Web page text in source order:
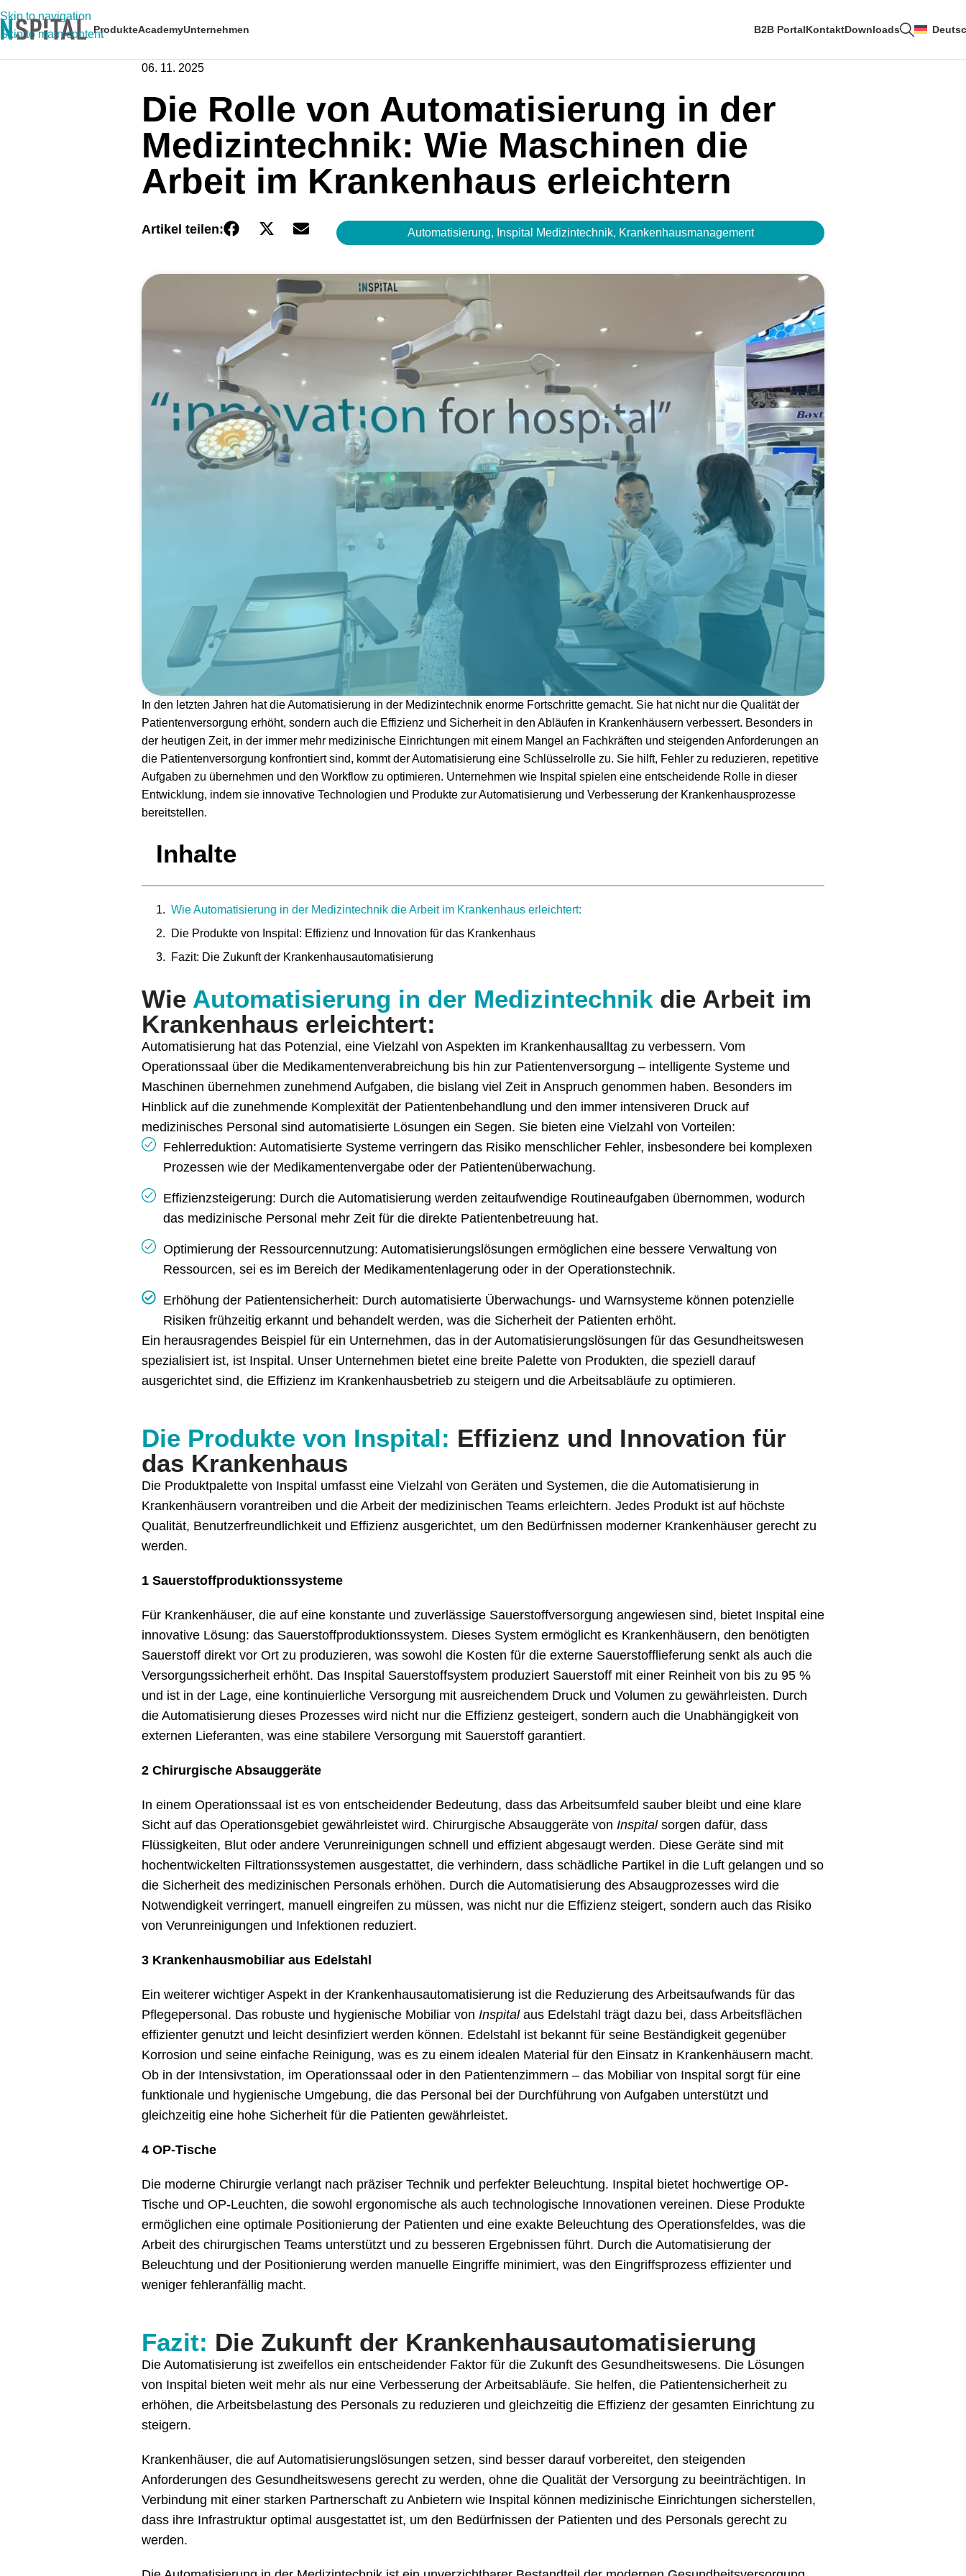
Skip to navigation
Skip to main contentProdukteAcademyUnternehmen B2B PortalKontaktDownloads
06. 11. 2025
Die Rolle von Automatisierung in der
Medizintechnik: Wie Maschinen die
Arbeit im Krankenhaus erleichtern
Artikel teilen: Automatisierung, Inspital Medizintechnik, Krankenhausmanagement
In den letzten Jahren hat die Automatisierung in der Medizintechnik enorme Fortschritte gemacht. Sie hat nicht nur die Qualität der
Patientenversorgung erhöht, sondern auch die Effizienz und Sicherheit in den Abläufen in Krankenhäusern verbessert. Besonders in
der heutigen Zeit, in der immer mehr medizinische Einrichtungen mit einem Mangel an Fachkräften und steigenden Anforderungen an
die Patientenversorgung konfrontiert sind, kommt der Automatisierung eine Schlüsselrolle zu. Sie hilft, Fehler zu reduzieren, repetitive
Aufgaben zu übernehmen und den Workflow zu optimieren. Unternehmen wie Inspital spielen eine entscheidende Rolle in dieser
Entwicklung, indem sie innovative Technologien und Produkte zur Automatisierung und Verbesserung der Krankenhausprozesse
bereitstellen.
Inhalte
Wie Automatisierung in der Medizintechnik die Arbeit im Krankenhaus erleichtert:
Die Produkte von Inspital: Effizienz und Innovation für das Krankenhaus
Fazit: Die Zukunft der Krankenhausautomatisierung
Wie Automatisierung in der Medizintechnik die Arbeit im
Krankenhaus erleichtert:
Automatisierung hat das Potenzial, eine Vielzahl von Aspekten im Krankenhausalltag zu verbessern. Vom
Operationssaal über die Medikamentenverabreichung bis hin zur Patientenversorgung – intelligente Systeme und
Maschinen übernehmen zunehmend Aufgaben, die bislang viel Zeit in Anspruch genommen haben. Besonders im
Hinblick auf die zunehmende Komplexität der Patientenbehandlung und den immer intensiveren Druck auf
medizinisches Personal sind automatisierte Lösungen ein Segen. Sie bieten eine Vielzahl von Vorteilen:
Fehlerreduktion: Automatisierte Systeme verringern das Risiko menschlicher Fehler, insbesondere bei komplexen
Prozessen wie der Medikamentenvergabe oder der Patientenüberwachung.
Effizienzsteigerung: Durch die Automatisierung werden zeitaufwendige Routineaufgaben übernommen, wodurch
das medizinische Personal mehr Zeit für die direkte Patientenbetreuung hat.
Optimierung der Ressourcennutzung: Automatisierungslösungen ermöglichen eine bessere Verwaltung von
Ressourcen, sei es im Bereich der Medikamentenlagerung oder in der Operationstechnik.
Erhöhung der Patientensicherheit: Durch automatisierte Überwachungs- und Warnsysteme können potenzielle
Risiken frühzeitig erkannt und behandelt werden, was die Sicherheit der Patienten erhöht.
Ein herausragendes Beispiel für ein Unternehmen, das in der Automatisierungslösungen für das Gesundheitswesen
spezialisiert ist, ist Inspital. Unser Unternehmen bietet eine breite Palette von Produkten, die speziell darauf
ausgerichtet sind, die Effizienz im Krankenhausbetrieb zu steigern und die Arbeitsabläufe zu optimieren.
Die Produkte von Inspital: Effizienz und Innovation für
das Krankenhaus
Die Produktpalette von Inspital umfasst eine Vielzahl von Geräten und Systemen, die die Automatisierung in
Krankenhäusern vorantreiben und die Arbeit der medizinischen Teams erleichtern. Jedes Produkt ist auf höchste
Qualität, Benutzerfreundlichkeit und Effizienz ausgerichtet, um den Bedürfnissen moderner Krankenhäuser gerecht zu
werden.
1 Sauerstoffproduktionssysteme
Für Krankenhäuser, die auf eine konstante und zuverlässige Sauerstoffversorgung angewiesen sind, bietet Inspital eine
innovative Lösung: das Sauerstoffproduktionssystem. Dieses System ermöglicht es Krankenhäusern, den benötigten
Sauerstoff direkt vor Ort zu produzieren, was sowohl die Kosten für die externe Sauerstofflieferung senkt als auch die
Versorgungssicherheit erhöht. Das Inspital Sauerstoffsystem produziert Sauerstoff mit einer Reinheit von bis zu 95 %
und ist in der Lage, eine kontinuierliche Versorgung mit ausreichendem Druck und Volumen zu gewährleisten. Durch
die Automatisierung dieses Prozesses wird nicht nur die Effizienz gesteigert, sondern auch die Unabhängigkeit von
externen Lieferanten, was eine stabilere Versorgung mit Sauerstoff garantiert.
2 Chirurgische Absauggeräte
In einem Operationssaal ist es von entscheidender Bedeutung, dass das Arbeitsumfeld sauber bleibt und eine klare
Sicht auf das Operationsgebiet gewährleistet wird. Chirurgische Absauggeräte von Inspitalsorgen dafür, dass
Flüssigkeiten, Blut oder andere Verunreinigungen schnell und effizient abgesaugt werden. Diese Geräte sind mit
hochentwickelten Filtrationssystemen ausgestattet, die verhindern, dass schädliche Partikel in die Luft gelangen und so
die Sicherheit des medizinischen Personals erhöhen. Durch die Automatisierung des Absaugprozesses wird die
Notwendigkeit verringert, manuell eingreifen zu müssen, was nicht nur die Effizienz steigert, sondern auch das Risiko
von Verunreinigungen und Infektionen reduziert.
3 Krankenhausmobiliar aus Edelstahl
Ein weiterer wichtiger Aspekt in der Krankenhausautomatisierung ist die Reduzierung des Arbeitsaufwands für das
Pflegepersonal. Das robuste und hygienische Mobiliar von Inspitalaus Edelstahl trägt dazu bei, dass Arbeitsflächen
effizienter genutzt und leicht desinfiziert werden können. Edelstahl ist bekannt für seine Beständigkeit gegenüber
Korrosion und seine einfache Reinigung, was es zu einem idealen Material für den Einsatz in Krankenhäusern macht.
Ob in der Intensivstation, im Operationssaal oder in den Patientenzimmern – das Mobiliar von Inspital sorgt für eine
funktionale und hygienische Umgebung, die das Personal bei der Durchführung von Aufgaben unterstützt und
gleichzeitig eine hohe Sicherheit für die Patienten gewährleistet.
4 OP-Tische
Die moderne Chirurgie verlangt nach präziser Technik und perfekter Beleuchtung. Inspital bietet hochwertige OP-
Tische und OP-Leuchten, die sowohl ergonomische als auch technologische Innovationen vereinen. Diese Produkte
ermöglichen eine optimale Positionierung der Patienten und eine exakte Beleuchtung des Operationsfeldes, was die
Arbeit des chirurgischen Teams unterstützt und zu besseren Ergebnissen führt. Durch die Automatisierung der
Beleuchtung und der Positionierung werden manuelle Eingriffe minimiert, was den Eingriffsprozess effizienter und
weniger fehleranfällig macht.
Fazit: Die Zukunft der Krankenhausautomatisierung
Die Automatisierung ist zweifellos ein entscheidender Faktor für die Zukunft des Gesundheitswesens. Die Lösungen
von Inspital bieten weit mehr als nur eine Verbesserung der Arbeitsabläufe. Sie helfen, die Patientensicherheit zu
erhöhen, die Arbeitsbelastung des Personals zu reduzieren und gleichzeitig die Effizienz der gesamten Einrichtung zu
steigern.
Krankenhäuser, die auf Automatisierungslösungen setzen, sind besser darauf vorbereitet, den steigenden
Anforderungen des Gesundheitswesens gerecht zu werden, ohne die Qualität der Versorgung zu beeinträchtigen. In
Verbindung mit einer starken Partnerschaft zu Anbietern wie Inspital können medizinische Einrichtungen sicherstellen,
dass ihre Infrastruktur optimal ausgestattet ist, um den Bedürfnissen der Patienten und des Personals gerecht zu
werden.